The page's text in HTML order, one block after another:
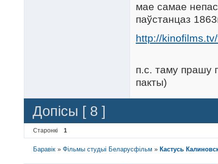
мае самае
паўстанцаз
http://
п.с. таму прашу
пакты)
Допісы [ 8 ]
Старонкі 1
Баравік »Фільмы студыі Беларусфільм » Кастусь